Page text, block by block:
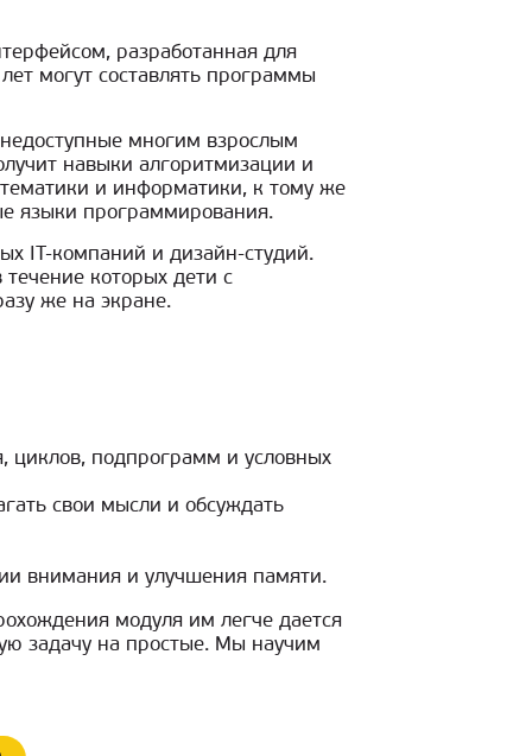
разработанная для
могут составлять программы
многим взрослым
навыки алгоритмизации и
и информатики, к тому же
языки программирования.
IT-компаний и дизайн-студий.
которых дети с
же на экране.
циклов, подпрограмм и условных
свои мысли и обсуждать
внимания и улучшения памяти.
модуля им легче дается
задачу на простые. Мы научим